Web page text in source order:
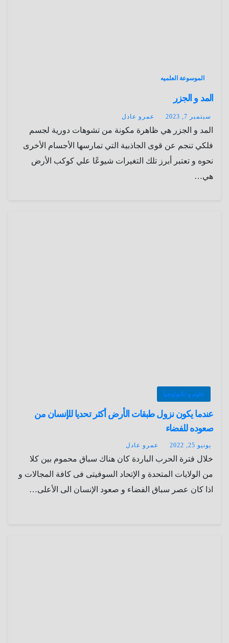
الموسوعة العلميه
المد و الجزر
سبتمبر 7, 2023 عمرو عادل
المد و الجزر هي ظاهرة مكونة من تشوهات دورية لجسم
فلكي تنجم عن قوى الجاذبية التي تمارسها الأجسام الأخرى
نحوه و تعتبر أبرز تلك التغيرات شيوعًا علي كوكب الأرض
هي…
علوم و تكنولوجيا
عندما يكون نزول طبقات الأرض أكثر تحديا للإنسان من
صعوده للفضاء
يونيو 25, 2022 عمرو عادل
خلال فترة الحرب الباردة كان هناك سباق محموم بين كلا
من الولايات المتحدة و الإتحاد السوفيتى فى كافة المجالات و
اذا كان عصر سباق الفضاء و صعود الإنسان الى الأعلى…